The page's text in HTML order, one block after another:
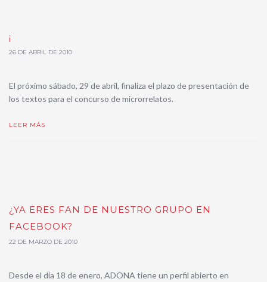
¡
26 DE ABRIL DE 2010
El próximo sábado, 29 de abril, finaliza el plazo de presentación de
los textos para el concurso de microrrelatos.
LEER MÁS
¿YA ERES FAN DE NUESTRO GRUPO EN
FACEBOOK?
22 DE MARZO DE 2010
Desde el día 18 de enero, ADONA tiene un perfil abierto en